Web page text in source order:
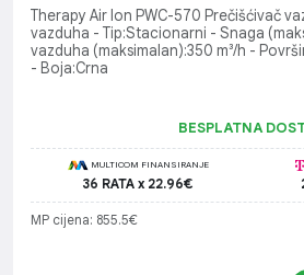
Therapy Air Ion PWC-570 Prečišćivač
vazduha - Tip:Stacionarni - Snaga
vazduha (maksimalan):350 m³/h -
- Boja:Crna
BESPLATNA
MULTICOM FINANSIRANJE
36 RATA x 22.96€
MP cijena: 855.5€